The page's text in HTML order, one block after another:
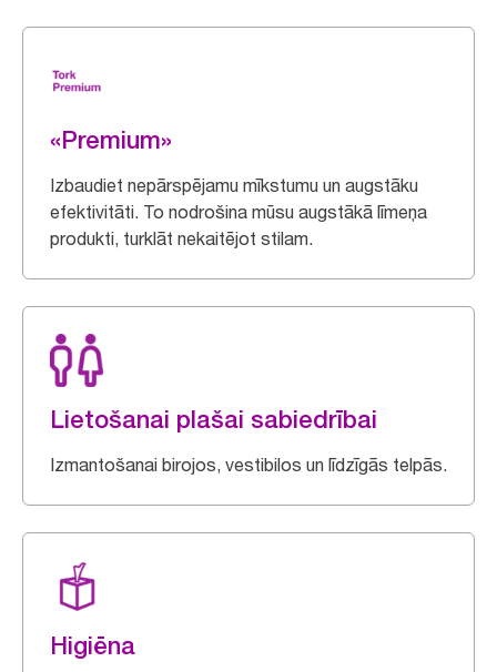
«Premium»
Izbaudiet nepārspējamu mīkstumu un augstāku
efektivitāti. To nodrošina mūsu augstākā līmeņa
produkti, turklāt nekaitējot stilam.
Lietošanai plašai sabiedrībai
Izmantošanai birojos, vestibilos un līdzīgās telpās.
Higiēna